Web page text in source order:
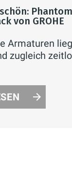
von GROHE
Armaturen
zugleich
Varianten
Black.